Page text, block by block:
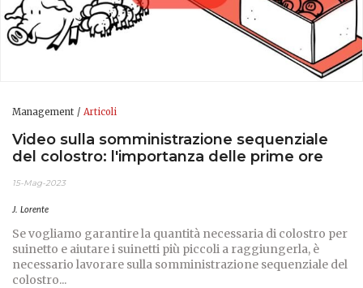
Management Articoli
Video sulla somministrazione sequenziale
del colostro: l'importanza delle prime ore
15-Mag-2023
J. Lorente
Se vogliamo garantire la quantità necessaria di colostro per
suinetto e aiutare i suinetti più piccoli a raggiungerla, è
necessario lavorare sulla somministrazione sequenziale del
colostro...